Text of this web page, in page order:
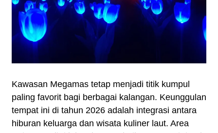
Kawasan Megamas tetap menjadi titik kumpul
paling favorit bagi berbagai kalangan. Keunggulan
tempat ini di tahun 2026 adalah integrasi antara
hiburan keluarga dan wisata kuliner laut. Area